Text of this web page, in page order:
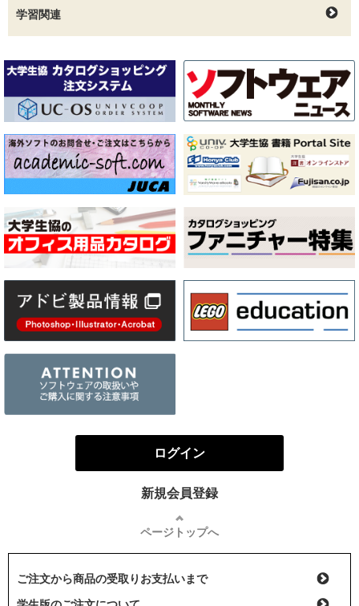
学習関連
ログイン
新規会員登録
ページトップへ
ご注文から商品の受取りお支払いまで